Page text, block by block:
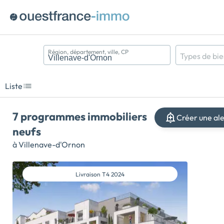
Région, département, ville, CP Types de
Liste
7 programmes immobiliers
neufs
à Villenave-d'Ornon
Créer une
Livraison T4 2024